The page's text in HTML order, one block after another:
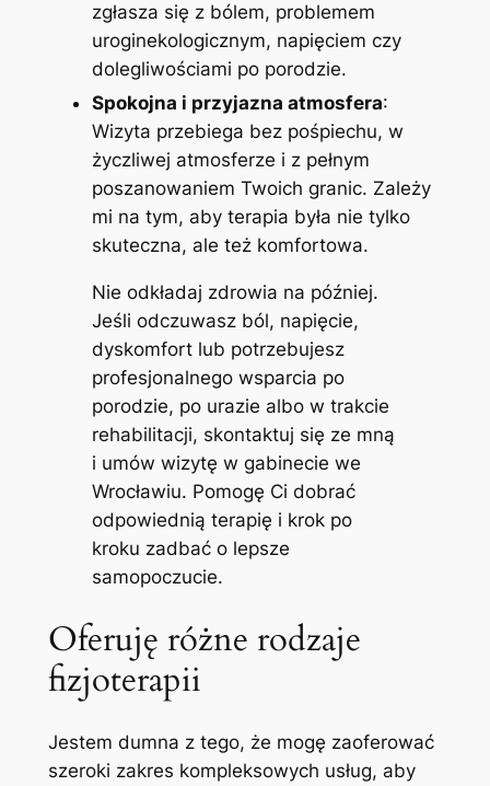
zgłasza się z bólem, problemem
uroginekologicznym, napięciem czy
dolegliwościami po porodzie.
Spokojna i przyjazna atmosfera:
Wizyta przebiega bez pośpiechu, w
życzliwej atmosferze i z pełnym
poszanowaniem Twoich granic. Zależy
mi na tym, aby terapia była nie tylko
skuteczna, ale też komfortowa.
Nie odkładaj zdrowia na później.
Jeśli odczuwasz ból, napięcie,
dyskomfort lub potrzebujesz
profesjonalnego wsparcia po
porodzie, po urazie albo w trakcie
rehabilitacji, skontaktuj się ze mną
i umów wizytę w gabinecie we
Wrocławiu. Pomogę Ci dobrać
odpowiednią terapię i krok po
kroku zadbać o lepsze
samopoczucie.
Oferuję różne rodzaje
fizjoterapii
Jestem dumna z tego, że mogę zaoferować
szeroki zakres kompleksowych usług, aby